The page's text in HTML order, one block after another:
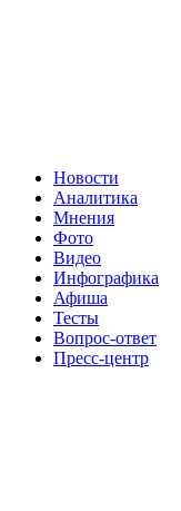
Новости
Аналитика
Мнения
Фото
Видео
Инфографика
Афиша
Тесты
Вопрос-ответ
Пресс-центр